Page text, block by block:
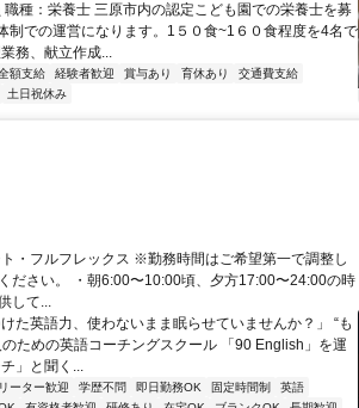
種：栄養士 三原市内の認定こども園での栄養士を募
制での運営になります。1５０食~1６０食程度を4名で
務、献立作成...
額支給 経験者歓迎 賞与あり 育休あり
交通費支給
土日祝休み
・フルフレックス ※勤務時間はご希望第一で調整し
ださい。 ・朝6:00〜10:00頃、夕方17:00〜24:00の時
して...
た英語力、使わないまま眠らせていませんか？」 “も
ための英語コーチングスクール 「90 English」を運
」と聞く...
ーター歓迎 学歴不問 即日勤務OK 固定時間制
英語